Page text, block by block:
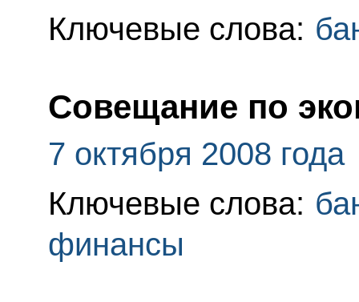
Ключевые слова:
Совещание по
7 октября 2008 года
Ключевые слова:
финансы